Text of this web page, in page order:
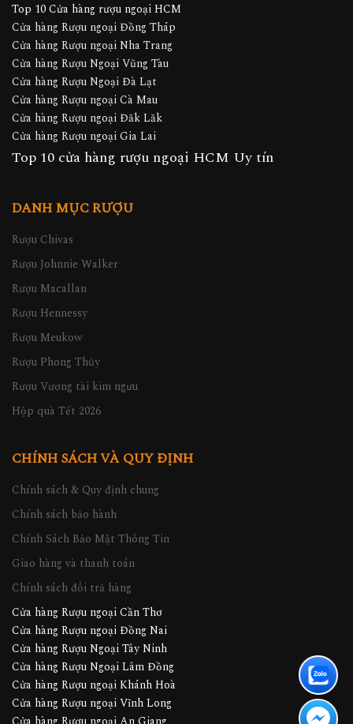
Top 10 Cửa hàng rượu ngoại HCM
Cửa hàng Rượu ngoại Đồng Tháp
Cửa hàng Rượu ngoại Nha Trang
Cửa hàng Rượu Ngoại Vũng Tàu
Cửa hàng Rượu Ngoại Đà Lạt
Cửa hàng Rượu ngoại Cà Mau
Cửa hàng Rượu ngoại Đăk Lăk
Cửa hàng Rượu ngoại Gia Lai
Top 10 cửa hàng rượu ngoại HCM Uy tín
DANH MỤC RƯỢU
Rượu Chivas
Rượu Johnnie Walker
Rượu Macallan
Rượu Hennessy
Rượu Meukow
Rượu Phong Thủy
Rượu Vương tài kim ngưu
Hộp quà Tết 2026
CHÍNH SÁCH VÀ QUY ĐỊNH
Chính sách & Quy định chung
Chính sách bảo hành
Chính Sách Bảo Mật Thông Tin
Giao hàng và thanh toán
Chính sách đổi trả hàng
Cửa hàng Rượu ngoại Cần Thơ
Cửa hàng Rượu ngoại Đồng Nai
Cửa hàng Rượu Ngoại Tây Ninh
Cửa hàng Rượu Ngoại Lâm Đồng
Cửa hàng Rượu ngoại Khánh Hoà
Cửa hàng Rượu ngoại Vĩnh Long